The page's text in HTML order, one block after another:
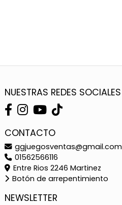
NUESTRAS REDES SOCIALES
CONTACTO
ggjuegosventas@gmail.com
01562566116
Entre Rios 2246 Martinez
Botón de arrepentimiento
NEWSLETTER